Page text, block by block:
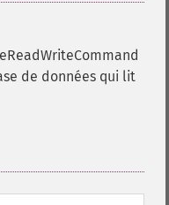
de données qui lit